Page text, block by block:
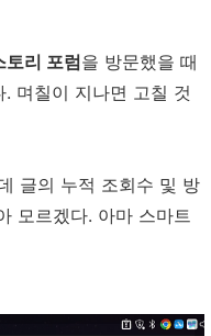
토리 포럼을 방문했을 때
며칠이 지나면 고칠 것
글의 누적 조회수 및 방
모르겠다. 아마 스마트